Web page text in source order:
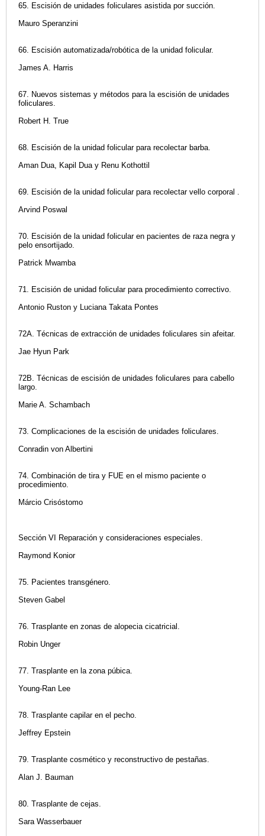
65. Escisión de unidades foliculares asistida por succión.
Mauro Speranzini
66. Escisión automatizada/robótica de la unidad folicular.
James A. Harris
67. Nuevos sistemas y métodos para la escisión de unidades
foliculares.
Robert H. True
68. Escisión de la unidad folicular para recolectar barba.
Aman Dua, Kapil Dua y Renu Kothottil
69. Escisión de la unidad folicular para recolectar vello corporal .
Arvind Poswal
70. Escisión de la unidad folicular en pacientes de raza negra y
pelo ensortijado.
Patrick Mwamba
71. Escisión de unidad folicular para procedimiento correctivo.
Antonio Ruston y Luciana Takata Pontes
72A. Técnicas de extracción de unidades foliculares sin afeitar.
Jae Hyun Park
72B. Técnicas de escisión de unidades foliculares para cabello
largo.
Marie A. Schambach
73. Complicaciones de la escisión de unidades foliculares.
Conradin von Albertini
74. Combinación de tira y FUE en el mismo paciente o
procedimiento.
Márcio Crisóstomo
Sección VI Reparación y consideraciones especiales.
Raymond Konior
75. Pacientes transgénero.
Steven Gabel
76. Trasplante en zonas de alopecia cicatricial.
Robin Unger
77. Trasplante en la zona púbica.
Young-Ran Lee
78. Trasplante capilar en el pecho.
Jeffrey Epstein
79. Trasplante cosmético y reconstructivo de pestañas.
Alan J. Bauman
80. Trasplante de cejas.
Sara Wasserbauer